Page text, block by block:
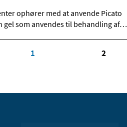
ophører med at anvende Picato
gel som anvendes til behandling af…
1 2